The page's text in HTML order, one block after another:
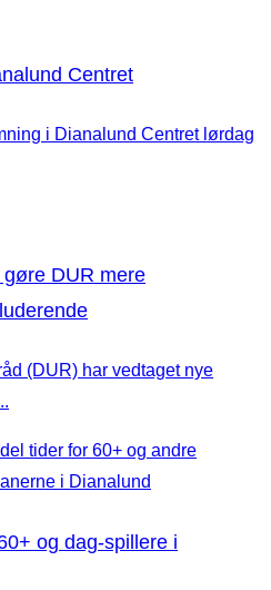
Centret
i Dianalund Centret lørdag
DUR mere
(DUR) har vedtaget nye
og dag-spillere i